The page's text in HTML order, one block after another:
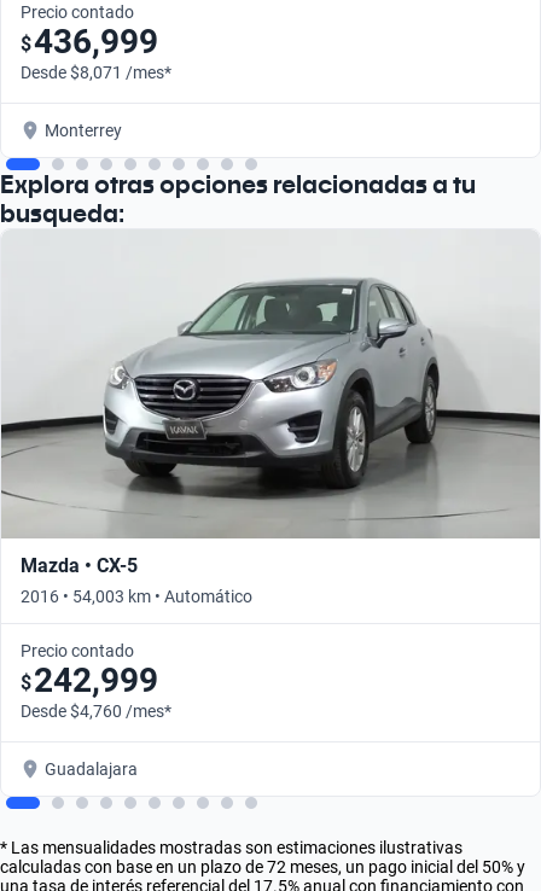
Precio contado
$436,999
Desde $8,071 /mes*
Monterrey
Explora otras opciones relacionadas a tu
busqueda:
Mazda • CX-5
2016 • 54,003 km • Automático
Precio contado
$242,999
Desde $4,760 /mes*
Guadalajara
* Las mensualidades mostradas son estimaciones ilustrativas
calculadas con base en un plazo de 72 meses, un pago inicial del 50% y
una tasa de interés referencial del 17.5% anual con financiamiento con